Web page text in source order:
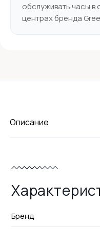
обслуживать часы
центрах бренда
Описание
Бренд